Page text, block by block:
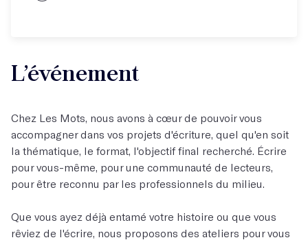
L’événement
Chez Les Mots, nous avons à cœur de pouvoir vous
accompagner dans vos projets d'écriture, quel qu'en soit
la thématique, le format, l'objectif final recherché. Écrire
pour vous-même, pour une communauté de lecteurs,
pour être reconnu par les professionnels du milieu.
Que vous ayez déjà entamé votre histoire ou que vous
rêviez de l'écrire, nous proposons des ateliers pour vous